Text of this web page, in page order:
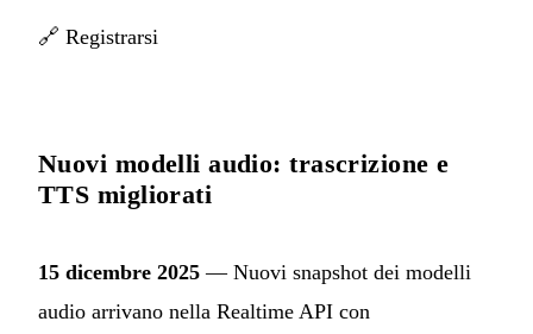
🔗 Registrarsi
Nuovi modelli audio: trascrizione e
TTS migliorati
15 dicembre 2025 — Nuovi snapshot dei modelli
audio arrivano nella Realtime API con